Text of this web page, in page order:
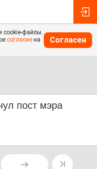
cookie-файлы.
согласие на
Согласен
пост мэра